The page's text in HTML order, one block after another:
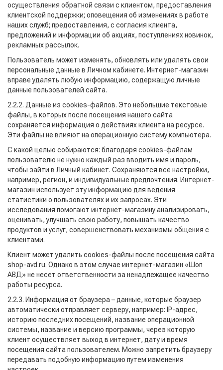
осуществления обратной связи с клиентом, предоставления
клиентской поддержки; оповещения об изменениях в работе
наших служб; предоставления, с согласия клиента,
предложений и информации об акциях, поступлениях новинок,
рекламных рассылок.
Пользователь может изменять, обновлять или удалять свои
персональные данные в Личном кабинете. Интернет-магазин
вправе удалять любую информацию, содержащую личные
данные пользователей сайта.
2.2.2. Данные из cookies-файлов. Это небольшие текстовые
файлы, в которых после посещения нашего сайта
сохраняется информация о действиях клиента на ресурсе.
Эти файлы не влияют на операционную систему компьютера.
С какой целью собираются: благодаря cookies-файлам
пользователю не нужно каждый раз вводить имя и пароль,
чтобы зайти в Личный кабинет. Сохраняются все настройки,
например, регион, и индивидуальные предпочтения. Интернет-
магазин использует эту информацию для ведения
статистики о пользователях и их запросах. Эти
исследования помогают интернет-магазину анализировать,
оценивать, улучшать свою работу, повышать качество
продуктов и услуг, совершенствовать механизмы общения с
клиентами.
Клиент может удалить cookies-файлы после посещения сайта
shop-avd.ru. Однако в этом случае интернет-магазин «Шоп
АВД» не несет ответственности за ненадлежащее качество
работы ресурса.
2.2.3. Информация от браузера – данные, которые браузер
автоматически отправляет серверу, например: IP-адрес,
историю последних посещений, название операционной
системы, название и версию программы, через которую
клиент осуществляет выход в интернет, дату и время
посещения сайта пользователем. Можно запретить браузеру
передавать подобную информацию путем изменения